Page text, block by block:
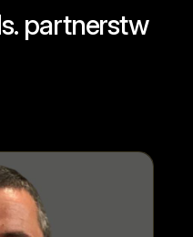
partnerstw